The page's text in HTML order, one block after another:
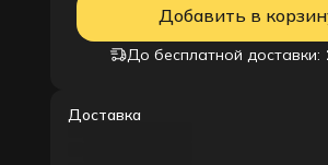
Добавить в
До бесплатной доставки:
Доставка